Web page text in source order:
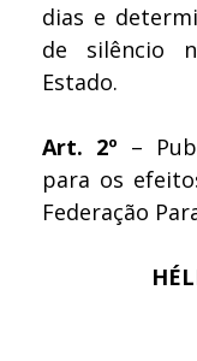
dias e
de silêncio
Estado.
Art. 2º –
para os
Federação